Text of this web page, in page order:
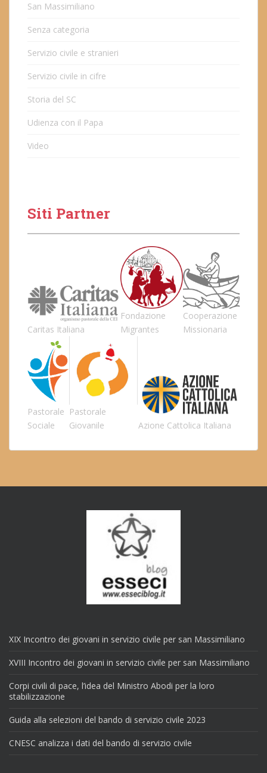
San Massimiliano
Senza categoria
Servizio civile e stranieri
Servizio civile in cifre
Storia del SC
Udienza con il Papa
Video
Siti Partner
Caritas Italiana
Fondazione
Migrantes
Cooperazione
Missionaria
Pastorale
Sociale
Pastorale
Giovanile
Azione Cattolica Italiana
XIX Incontro dei giovani in servizio civile per san Massimiliano
XVIII Incontro dei giovani in servizio civile per san Massimiliano
Corpi civili di pace, l’idea del Ministro Abodi per la loro
stabilizzazione
Guida alla selezioni del bando di servizio civile 2023
CNESC analizza i dati del bando di servizio civile